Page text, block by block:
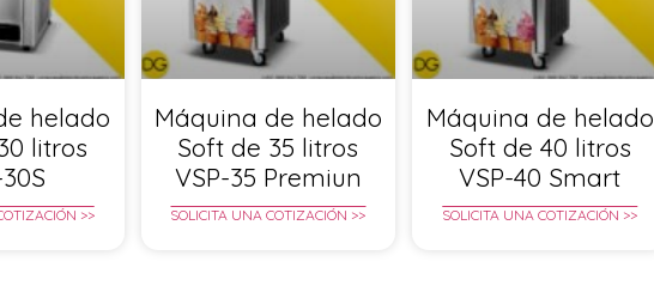
helado
litros
>>
Máquina de helado
Soft de 35 litros
VSP-35 Premiun
SOLICITA UNA COTIZACIÓN >>
Máquina de helado
Soft de 40 litros
VSP-40 Smart
SOLICITA UNA COTIZACIÓN >>